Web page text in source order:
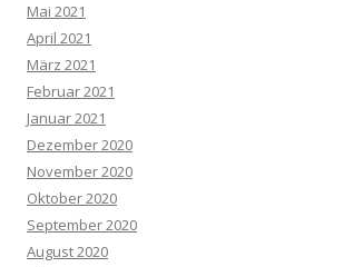
Mai 2021
April 2021
März 2021
Februar 2021
Januar 2021
Dezember 2020
November 2020
Oktober 2020
September 2020
August 2020